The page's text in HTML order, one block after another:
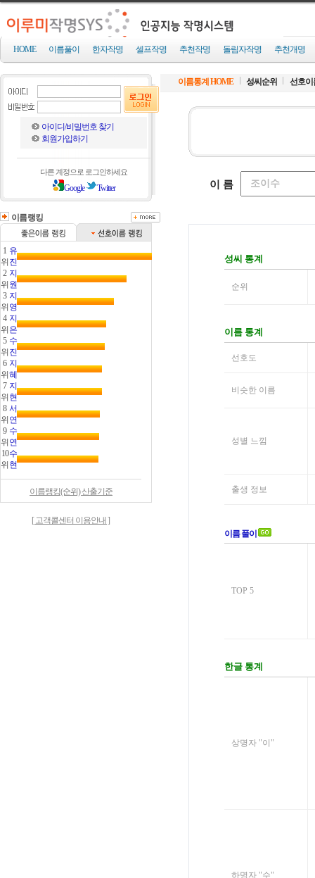
HOME 이름풀이 한자작명 셀프작명 추천작명 돌림자작명 추천개명
아이디/비밀번호 찾기
회원가입하기
다른 계정으로 로그인하세요
Google Twitter
이름랭킹
1
위
유
진
2
위
지
원
3
위
지
영
4
위
지
은
5
위
수
진
6
위
지
혜
7
위
지
현
8
위
서
연
9
위
수
연
10
위
수
현
이름랭킹(순위) 산출기준
[ 고객콜센터 이용안내 ]
이름통계 HOME 성씨순위 선호